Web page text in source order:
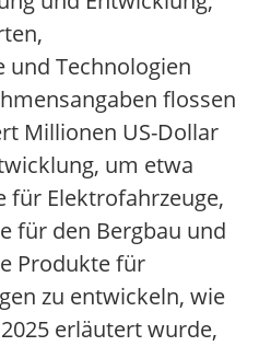
und Technologien
flossen
Millionen US-Dollar
um etwa
für Elektrofahrzeuge,
für den Bergbau und
Produkte für
zu entwickeln, wie
erläutert wurde,